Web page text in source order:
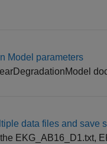
Model parameters
data files and save
EKG_AB16_D1.txt,